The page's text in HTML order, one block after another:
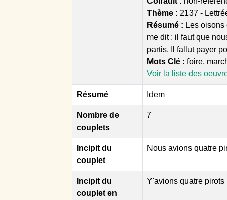
Thème : 2137 -
Résumé : Les
me dit ; il faut que
partis. Il fallut payer
Mots Clé : foire,
Voir la liste des
Résumé Idem
Nombre de
couplets
7
Incipit du
couplet
Nous avions quatre
Incipit du
couplet en
Y'avions quatre pirots